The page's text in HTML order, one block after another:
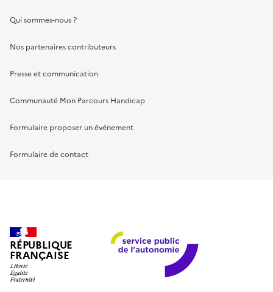
Qui sommes-nous ?
Nos partenaires contributeurs
Presse et communication
Communauté Mon Parcours Handicap
Formulaire proposer un événement
Formulaire de contact
RÉPUBLIQUE
FRANÇAISE